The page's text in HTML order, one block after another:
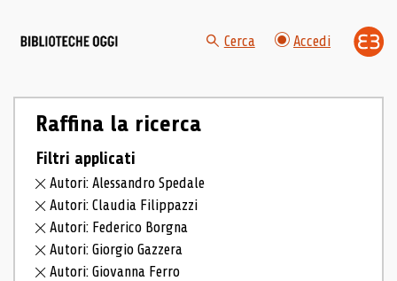
Cerca Accedi
Raffina la ricerca
Filtri applicati
Autori: Alessandro Spedale
Autori: Claudia Filippazzi
Autori: Federico Borgna
Autori: Giorgio Gazzera
Autori: Giovanna Ferro